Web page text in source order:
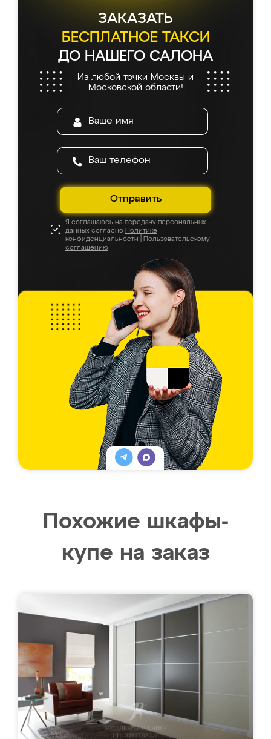
ЗАКАЗАТЬ
БЕСПЛАТНОЕ ТАКСИ
ДО НАШЕГО САЛОНА
Из любой точки Москвы и
Московской области!
Отправить
Я соглашаюсь на передачу персональных
данных согласно Политике
конфиденциальности
Пользовательскому
соглашению
Похожие шкафы-
купе на заказ